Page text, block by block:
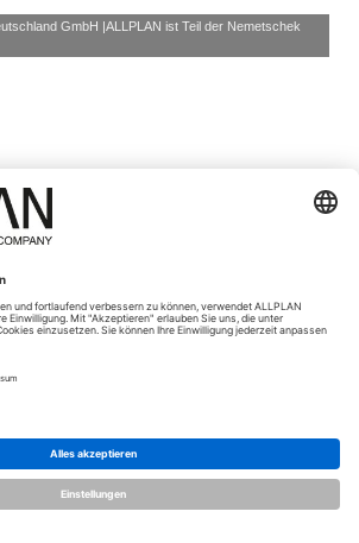
GmbH ALLPLAN ist Teil der Nemetschek